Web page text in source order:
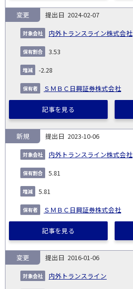
2024-02-07
内外トランスライン株式会社
変更
3.53
-2.28
ＳＭＢＣ日興証券株式会社
記事を見る
2023-10-06
内外トランスライン株式会社
新規
5.81
5.81
ＳＭＢＣ日興証券株式会社
記事を見る
2016-01-06
内外トランスライン
変更